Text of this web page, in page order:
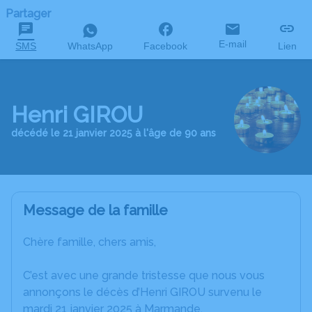
Partager
SMS WhatsApp Facebook E-mail Lien
Henri GIROU
décédé le 21 janvier 2025 à l'âge de 90 ans
Message de la famille
Chère famille, chers amis,
C’est avec une grande tristesse que nous vous
annonçons le décès d’Henri GIROU survenu le
mardi 21 janvier 2025 à Marmande.